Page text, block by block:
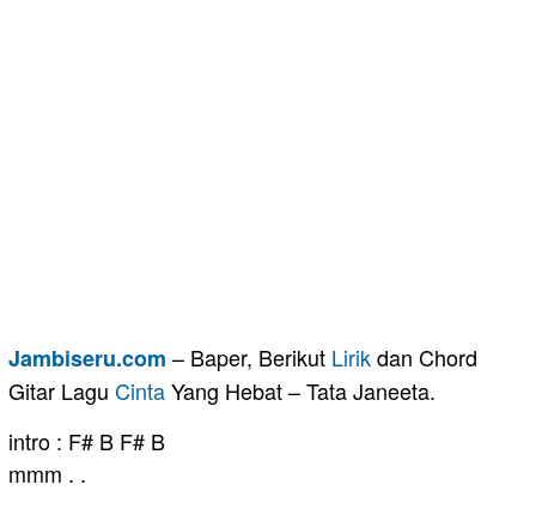
Jambiseru.com – Baper, Berikut Lirikdan Chord
Gitar Lagu CintaYang Hebat – Tata Janeeta.
intro : F# B F# B
mmm . .